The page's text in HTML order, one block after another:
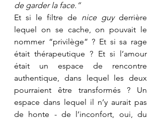
de garder la face.”
Et si le filtre de nice guy derrière
lequel on se cache, on pouvait le
nommer “privilège” ? Et si sa rage
était thérapeutique ? Et si l’amour
était un espace de rencontre
authentique, dans lequel les deux
pourraient être transformés ? Un
espace dans lequel il n’y aurait pas
de honte - de l’inconfort, oui, du